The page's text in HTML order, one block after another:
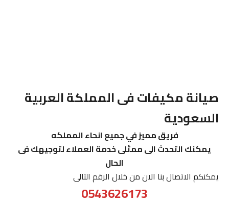
صيانة مكيفات فى المملكة العربية
السعودية
فريق مميز في جميع انحاء المملكه
يمكنك التحدث الى ممثلى خدمة العملاء لتوجيهك فى
الحال
يمكنكم الاتصال بنا الان من خلال الرقم التالى
0543626173